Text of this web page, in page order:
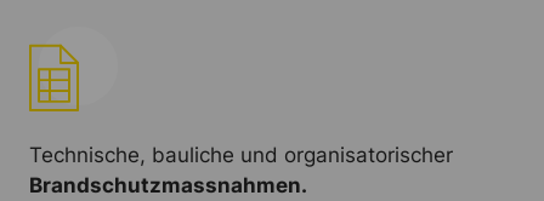
Technische, bauliche und organisatorischer
Brandschutzmassnahmen.